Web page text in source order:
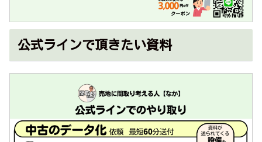
公式ラインで頂きたい資料